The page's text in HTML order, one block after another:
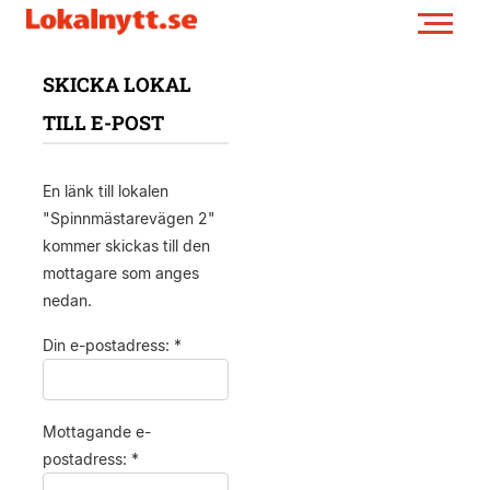
SKICKA LOKAL
TILL E-POST
En länk till lokalen
"Spinnmästarevägen 2"
kommer skickas till den
mottagare som anges
nedan.
Din e-postadress: *
Mottagande e-
postadress: *